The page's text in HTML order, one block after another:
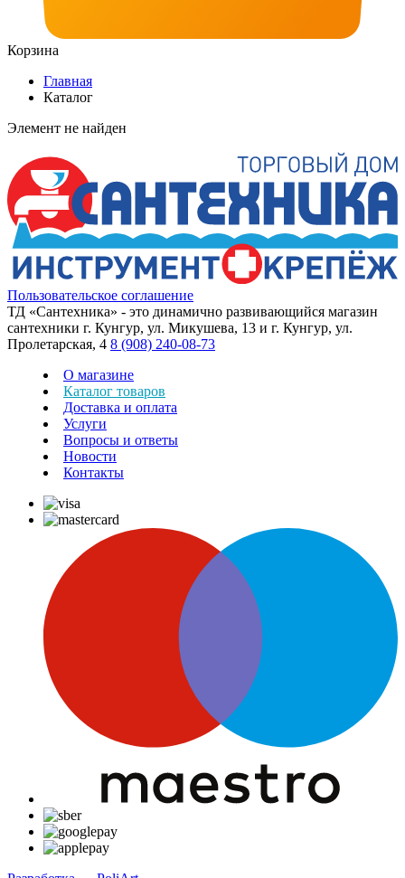
Корзина
Главная
Каталог
Элемент не найден
Пользовательское соглашение
ТД «Сантехника» - это динамично развивающийся магазин
сантехники г. Кунгур, ул. Микушева, 13 и г. Кунгур, ул.
Пролетарская, 4 8 (908) 240-08-73
О магазине
Каталог товаров
Доставка и оплата
Услуги
Вопросы и ответы
Новости
Контакты